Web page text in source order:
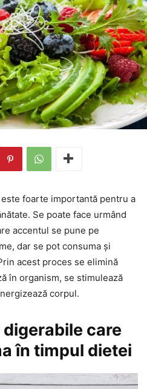
este foarte importantă pentru a
Se poate face urmând
accentul se pune pe
dar se pot consuma și
acest proces se elimină
în organism, se stimulează
corpul.
care
în timpul dietei